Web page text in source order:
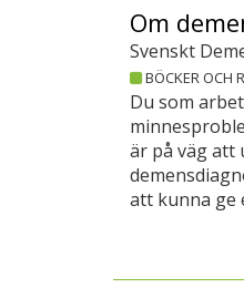
Om
Svenskt
BÖCKER OCH
Du som
är på väg att
att kunna ge